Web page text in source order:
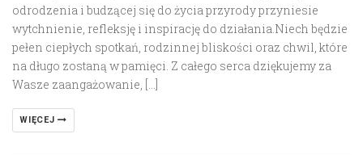
odrodzenia i budzącej się do życia przyrody przyniesie
wytchnienie, refleksję i inspirację do działania.Niech będzie
pełen ciepłych spotkań, rodzinnej bliskości oraz chwil, które
na długo zostaną w pamięci. Z całego serca dziękujemy za
Wasze zaangażowanie, […]
WIĘCEJ